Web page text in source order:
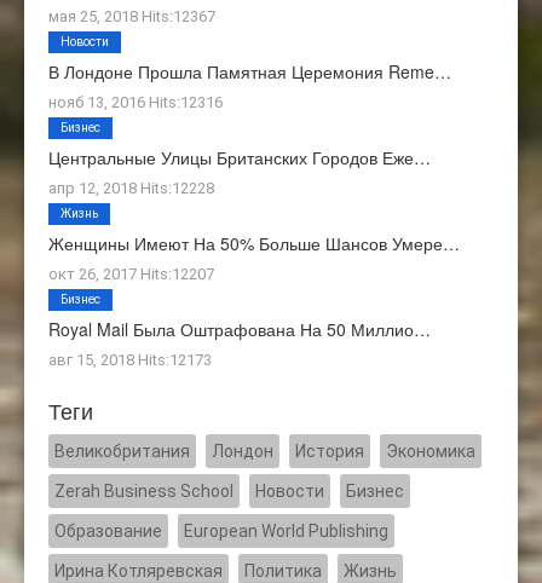
мая 25, 2018 Hits:12367
В Лондоне Прошла Памятная Церемония Reme…
нояб 13, 2016 Hits:12316
Новости
Центральные Улицы Британских Городов Еже…
апр 12, 2018 Hits:12228
Бизнес
Женщины Имеют На 50% Больше Шансов Умере…
окт 26, 2017 Hits:12207
Жизнь
Royal Mail Была Оштрафована На 50 Миллио…
авг 15, 2018 Hits:12173
Бизнес
Теги
Великобритания Лондон История Экономика
Zerah Business School Новости Бизнес
Образование European World Publishing
Ирина Котляревская Политика Жизнь